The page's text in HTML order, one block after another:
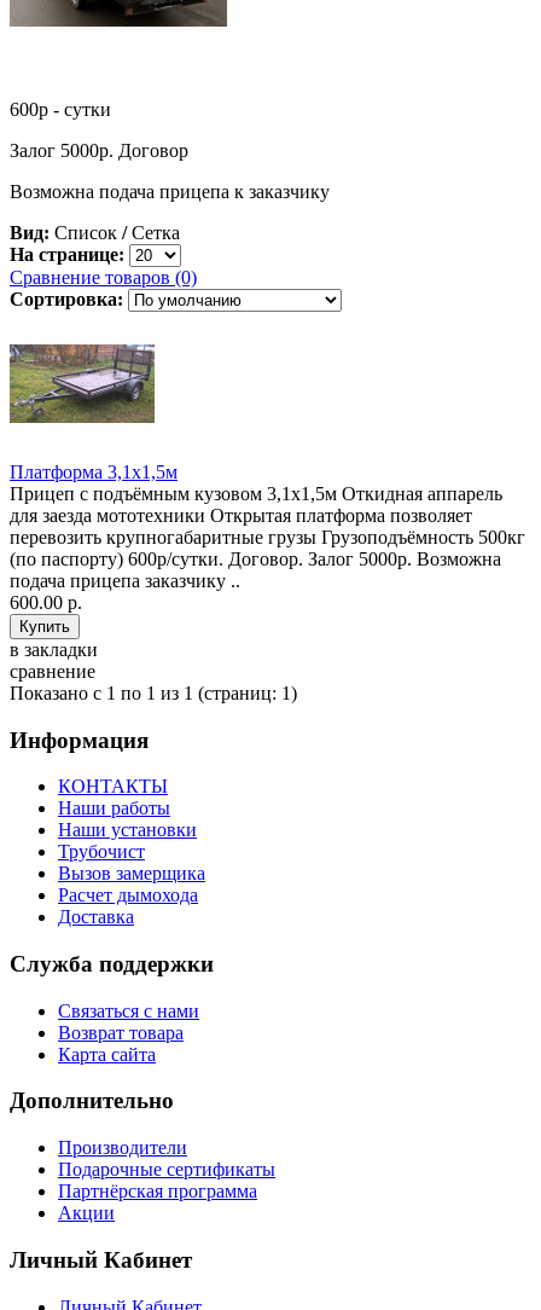
600р - сутки
Залог 5000р. Договор
Возможна подача прицепа к заказчику
Вид: Список / Сетка
На странице:
Сравнение товаров (0)
Сортировка:
Платформа 3,1х1,5м
Прицеп с подъёмным кузовом 3,1х1,5м Откидная аппарель
для заезда мототехники Открытая платформа позволяет
перевозить крупногабаритные грузы Грузоподъёмность 500кг
(по паспорту) 600р/сутки. Договор. Залог 5000р. Возможна
подача прицепа заказчику ..
600.00 р.
в закладки
сравнение
Показано с 1 по 1 из 1 (страниц: 1)
Информация
КОНТАКТЫ
Наши работы
Наши установки
Трубочист
Вызов замерщика
Расчет дымохода
Доставка
Служба поддержки
Связаться с нами
Возврат товара
Карта сайта
Дополнительно
Производители
Подарочные сертификаты
Партнёрская программа
Акции
Личный Кабинет